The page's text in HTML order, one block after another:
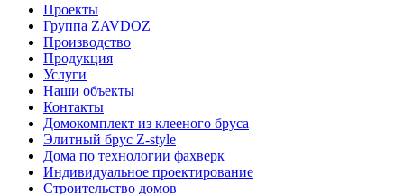
Проекты
Группа ZAVDOZ
Производство
Продукция
Услуги
Наши объекты
Контакты
Домокомплект из клееного бруса
Элитный брус Z-style
Дома по технологии фахверк
Индивидуальное проектирование
Строительство домов